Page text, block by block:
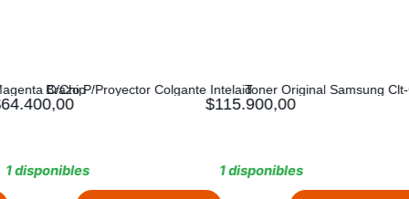
IntelaidToner Original Samsung Clt-C406S Cyan
$115.900,00
1 disponibles
Adaptador Dvi-D M 24+5
$12.100,00
9 disponibles